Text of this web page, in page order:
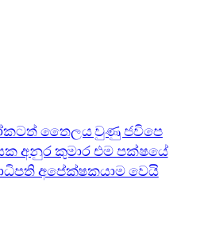
තෛලය වුණු ජවිපෙ
අනුර කුමාර එම පක්ෂයේ
අපේක්ෂකයාම වෙයි